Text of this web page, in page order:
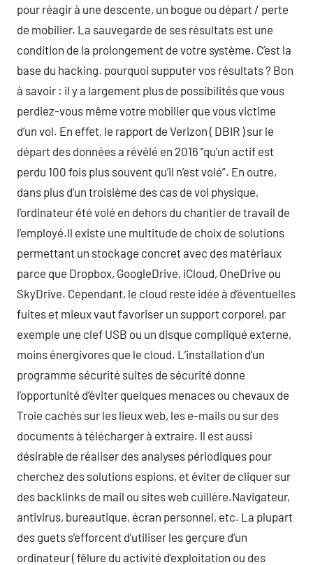
pour réagir à une descente, un bogue ou départ / perte
de mobilier. La sauvegarde de ses résultats est une
condition de la prolongement de votre système. C’est la
base du hacking. pourquoi supputer vos résultats ? Bon
à savoir : il y a largement plus de possibilités que vous
perdiez-vous même votre mobilier que vous victime
d’un vol. En effet, le rapport de Verizon ( DBIR ) sur le
départ des données a révélé en 2016 “qu’un actif est
perdu 100 fois plus souvent qu’il n’est volé”. En outre,
dans plus d’un troisième des cas de vol physique,
l’ordinateur été volé en dehors du chantier de travail de
l’employé.Il existe une multitude de choix de solutions
permettant un stockage concret avec des matériaux
parce que Dropbox, GoogleDrive, iCloud, OneDrive ou
SkyDrive. Cependant, le cloud reste idée à d’éventuelles
fuites et mieux vaut favoriser un support corporel, par
exemple une clef USB ou un disque compliqué externe,
moins énergivores que le cloud. L’installation d’un
programme sécurité suites de sécurité donne
l’opportunité d’éviter quelques menaces ou chevaux de
Troie cachés sur les lieux web, les e-mails ou sur des
documents à télécharger à extraire. Il est aussi
désirable de réaliser des analyses périodiques pour
cherchez des solutions espions, et éviter de cliquer sur
des backlinks de mail ou sites web cuillère.Navigateur,
antivirus, bureautique, écran personnel, etc. La plupart
des guets s’efforcent d’utiliser les gerçure d’un
ordinateur ( fêlure du activité d’exploitation ou des